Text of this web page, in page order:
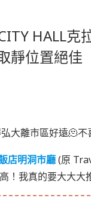
HALL
靜位置絕佳
大離市區好遠🫠
店明洞市廳(原
！我真的要大大大